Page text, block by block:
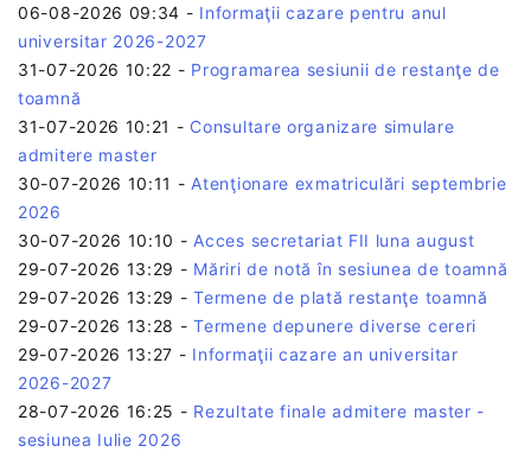
06-08-2026 09:34 - Informaţii cazare pentru anul
universitar 2026-2027
31-07-2026 10:22 - Programarea sesiunii de restanţe de
toamnă
31-07-2026 10:21 - Consultare organizare simulare
admitere master
30-07-2026 10:11 - Atenţionare exmatriculări septembrie
2026
30-07-2026 10:10 - Acces secretariat FII luna august
29-07-2026 13:29 - Măriri de notă în sesiunea de toamnă
29-07-2026 13:29 -Termene de plată restanţe toamnă
29-07-2026 13:28 -Termene depunere diverse cereri
29-07-2026 13:27 - Informaţii cazare an universitar
2026-2027
28-07-2026 16:25 - Rezultate finale admitere master -
sesiunea Iulie 2026